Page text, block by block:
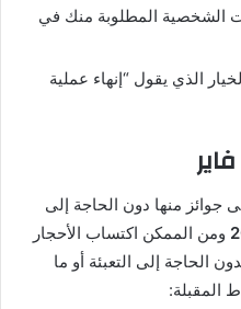
الشخصية المطلوبة منك في
الذي يقول “إنهاء عملية
منها دون الحاجة إلى
ومن الممكن اكتساب الأحجار
الحاجة إلى التعبئة أو ما
المقبلة: